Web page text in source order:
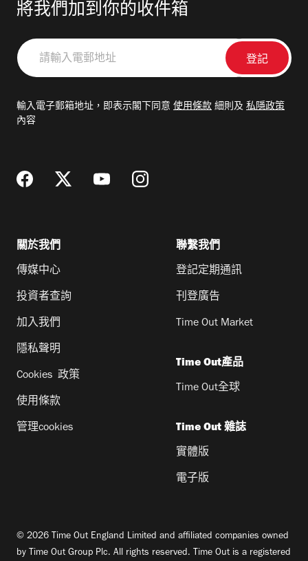
將我們加到你的收件箱
請
輸
郵
輸入電子郵箱地址，即表示閣下同意 使用條款 細則及 私隱政策
內容
關於我們
傳媒中心
投資者查詢
加入我們
隱私聲明
Cookies 政策
使用條款
管理cookies
聯繫我們
登記定期通訊
刊登廣告
Time Out Market
Time Out產品
Time Out全球
Time Out 雜誌
實體版
電子版
© 2026 Time Out England Limited and affiliated companies owned
by Time Out Group Plc. All rights reserved. Time Out is a registered